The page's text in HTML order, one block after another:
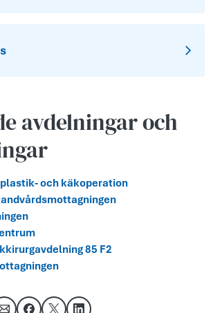
avdelningar och
och käkoperation
85 F2